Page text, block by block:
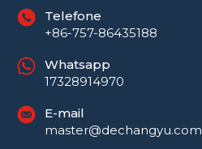
Telefone
+86-757-86435188
Whatsapp
17328914970
E-mail
master@dechangyu.com